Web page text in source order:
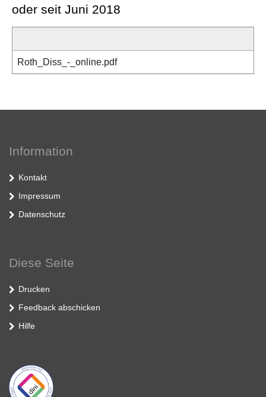
oder seit Juni 2018
Roth_Diss_-_online.pdf
Information
Kontakt
Impressum
Datenschutz
Diese Seite
Drucken
Feedback abschicken
Hilfe